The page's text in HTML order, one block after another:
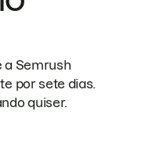
a Semrush
por sete dias.
quiser.